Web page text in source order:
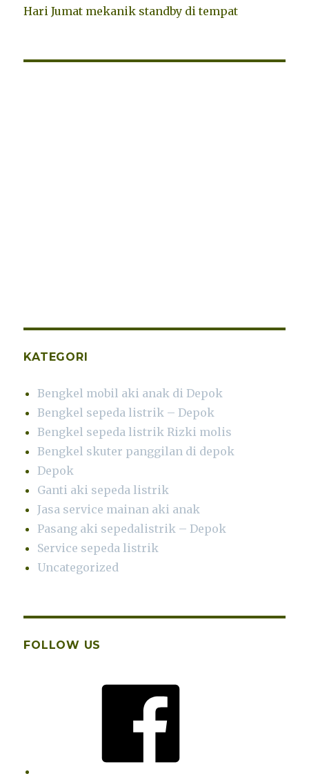
Hari Jumat mekanik standby di tempat
KATEGORI
Bengkel mobil aki anak di Depok
Bengkel sepeda listrik – Depok
Bengkel sepeda listrik Rizki molis
Bengkel skuter panggilan di depok
Depok
Ganti aki sepeda listrik
Jasa service mainan aki anak
Pasang aki sepedalistrik – Depok
Service sepeda listrik
Uncategorized
FOLLOW US